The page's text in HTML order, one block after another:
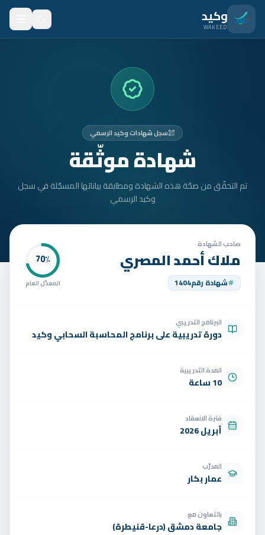
انتقل للمحتوى الرئيسي
وكيد
WAKEED
المتدربون
الأمان
تواصل
الوظائف
سجل شهادات وكيد الرسمي
شهادة موثّقة
تم التحقّق من صحّة هذه الشهادة ومطابقة بياناتها المسجّلة في سجل
وكيد الرسمي
صاحب الشهادة
ملاك أحمد المصري
شهادة رقم1404
70٪
المعدّل العام
البرنامج التدريبي
دورة تدريبية على برنامج المحاسبة السحابي وكيد
المدة التدريبية
10 ساعة
فترة الانعقاد
أبريل 2026
المدرّب
عمار بكار
بالتعاون مع
جامعة دمشق (درعا-قنيطرة)